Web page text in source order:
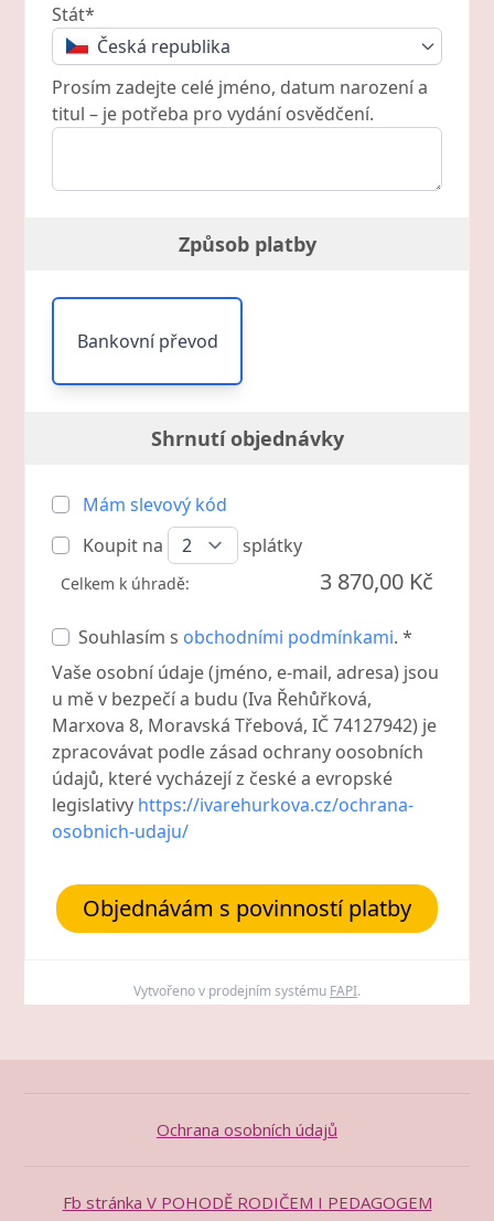
Stát*
Česká republika
Prosím zadejte celé jméno, datum narození a
titul – je potřeba pro vydání osvědčení.
Způsob platby
Bankovní převod
Shrnutí objednávky
Mám slevový kód
Koupit na
splátky
Celkem k úhradě: 3 870,00 Kč
Souhlasím s obchodními podmínkami. *
Vaše osobní údaje (jméno, e-mail, adresa) jsou
u mě v bezpečí a budu (Iva Řehůřková,
Marxova 8, Moravská Třebová, IČ 74127942) je
zpracovávat podle zásad ochrany oosobních
údajů, které vycházejí z české a evropské
legislativy https://ivarehurkova.cz/ochrana-
osobnich-udaju/
Objednávám s povinností platby
Vytvořeno v prodejním systému FAPI.
Ochrana osobních údajů
Fb stránka V POHODĚ RODIČEM I PEDAGOGEM